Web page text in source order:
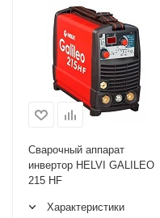
Сварочный аппарат
инвертор HELVI GALILEO
215 HF
Характеристики